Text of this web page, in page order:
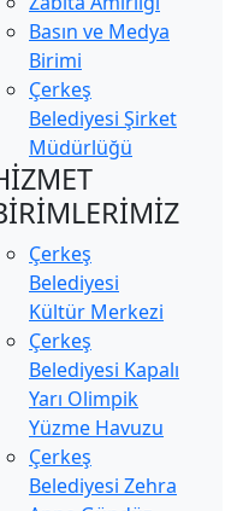
Basın ve Medya
Birimi
Çerkeş
Belediyesi Şirket
Müdürlüğü
Çerkeş
Belediyesi
Kültür Merkezi
Çerkeş
Belediyesi Kapalı
Yarı Olimpik
Yüzme Havuzu
Çerkeş
Belediyesi Zehra